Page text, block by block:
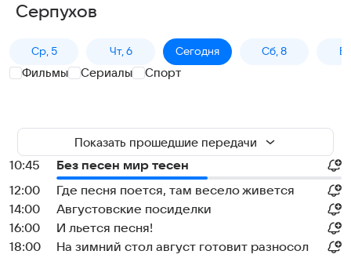
Серпухов
Ср, 5 Чт, 6 Сегодня Сб, 8
Фильмы Сериалы Спорт
Показать прошедшие передачи
10:45
Без песен мир тесен
12:00
Где песня поется, там весело живется
14:00
Августовские посиделки
16:00
И льется песня!
18:00
На зимний стол август готовит разносол